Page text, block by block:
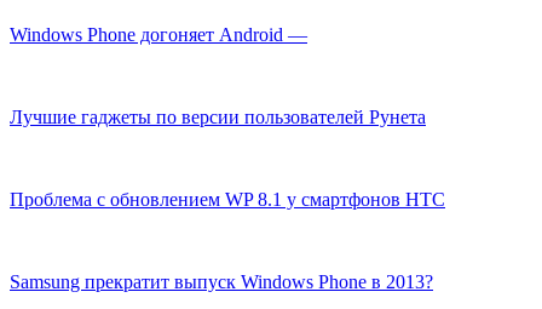
Windows Phone догоняет Android —
Лучшие гаджеты по версии пользователей Рунета
Проблема с обновлением WP 8.1 у смартфонов HTC
Samsung прекратит выпуск Windows Phone в 2013?